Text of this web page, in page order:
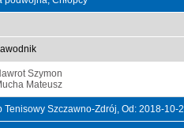
Szymon
Mateusz
Tenisowy Szczawno-Zdrój, Od: 2018-10-